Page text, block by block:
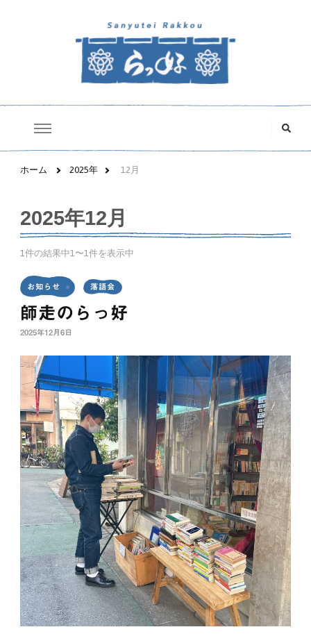
探
か
?
ホーム 2025年 12月
2025年12月
1件の結果中1〜1件を表示中
お知らせ 落語会
師走のらっ好
2025年12月6日